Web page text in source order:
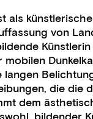
als
von
mobilen
langen
die die
dem